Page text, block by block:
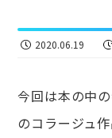
2020.06.19
今回は本の中
のコラージュ